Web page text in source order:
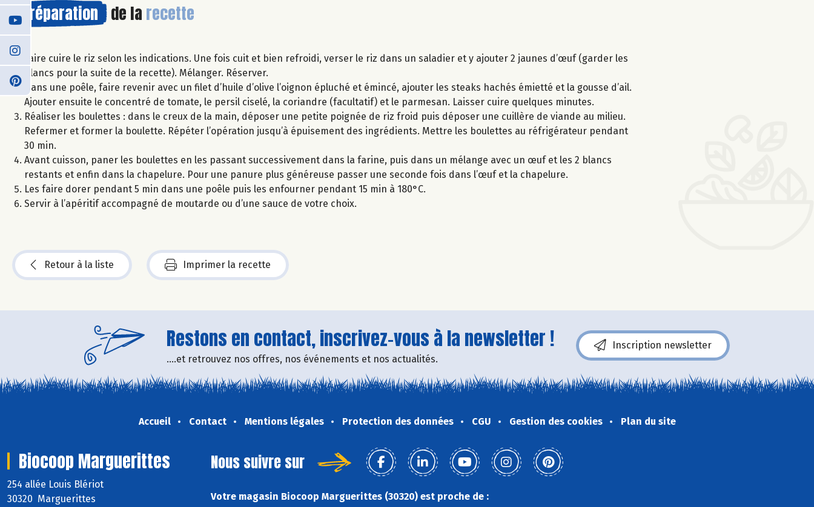
Préparation de la recette
Faire cuire le riz selon les indications. Une fois cuit et bien refroidi, verser le riz dans un saladier et y ajouter 2 jaunes d’œuf (garder les
blancs pour la suite de la recette). Mélanger. Réserver.
Dans une poêle, faire revenir avec un filet d’huile d’olive l’oignon épluché et émincé, ajouter les steaks hachés émietté et la gousse d’ail.
Ajouter ensuite le concentré de tomate, le persil ciselé, la coriandre (facultatif) et le parmesan. Laisser cuire quelques minutes.
Réaliser les boulettes : dans le creux de la main, déposer une petite poignée de riz froid puis déposer une cuillère de viande au milieu.
Refermer et former la boulette. Répéter l’opération jusqu’à épuisement des ingrédients. Mettre les boulettes au réfrigérateur pendant
30 min.
Avant cuisson, paner les boulettes en les passant successivement dans la farine, puis dans un mélange avec un œuf et les 2 blancs
restants et enfin dans la chapelure. Pour une panure plus généreuse passer une seconde fois dans l’œuf et la chapelure.
Les faire dorer pendant 5 min dans une poêle puis les enfourner pendant 15 min à 180°C.
Servir à l’apéritif accompagné de moutarde ou d’une sauce de votre choix.
Retour à la liste Imprimer la recette
Restons en contact, inscrivez-vous à la newsletter !
....et retrouvez nos offres, nos événements et nos actualités.
Inscription newsletter
Accueil Contact Mentions légales Protection des données CGU Gestion des cookies Plan du site
Biocoop Marguerittes
254 allée Louis Blériot
30320 Marguerittes
Nous suivre sur
Votre magasin Biocoop Marguerittes (30320) est proche de :